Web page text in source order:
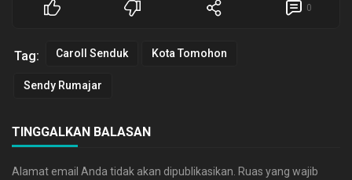
0
Tag: Caroll Senduk Kota Tomohon
Sendy Rumajar
TINGGALKAN BALASAN
Alamat email Anda tidak akan dipublikasikan. Ruas yang wajib